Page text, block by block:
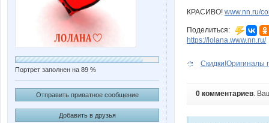
Портрет заполнен на 89 %
Отправить приватное сообщение
Добавить в друзья
КРАСИВО! www.nn.ru/
Поделиться:
https://lolana.www.nn.ru/
Скидки!Оригиналы
0 комментариев.